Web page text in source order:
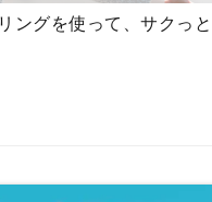
ングを使って、サクっと